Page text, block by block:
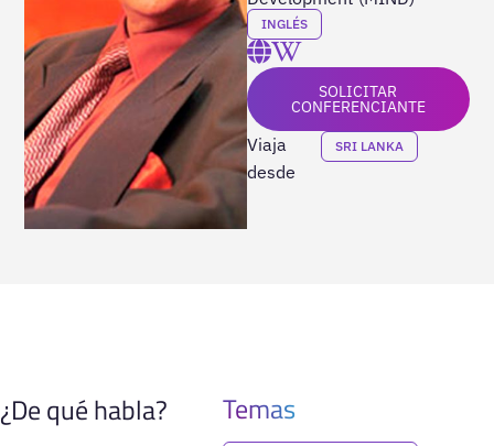
INGLÉS
SOLICITAR
CONFERENCIANTE
Viaja
desde
SRI LANKA
¿De qué habla? Temas